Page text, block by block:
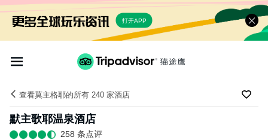
打开APP
查看莫主格耶的所有 240 家酒店
默主歌耶温泉酒店
258 条点评